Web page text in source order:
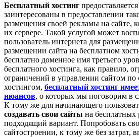
Бесплатный хостинг
заинтересованы в предоставлении
размещения своей рекламы на сайте,
их сервере. Такой услугой может
пользователь интернета для
размещении сайта на бесплатном
бесплатно доменное имя третьего
бесплатного хостинга, как правило,
ограничений в управлении сайтом
хостингом, бесплатный хостинг
нюансов, о которых мы поговорим в
К тому же для начинающего
создавать свои сайты на бесплатных
подходящий вариант. Попробовать
сайтостроении, к тому же без затрат,